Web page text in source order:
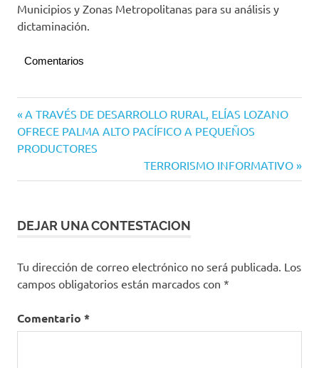
Municipios y Zonas Metropolitanas para su análisis y
dictaminación.
Comentarios
del
Estado
Navegación
de
Entrada
anterior:
A TRAVÉS DE DESARROLLO RURAL, ELÍAS LOZANO
OFRECE PALMA ALTO PACÍFICO A PEQUEÑOS
PRODUCTORES
Siguiente
entrada:
TERRORISMO INFORMATIVO
DEJAR UNA CONTESTACION
Tu dirección de correo electrónico no será publicada. Los
campos obligatorios están marcados con *
Comentario *